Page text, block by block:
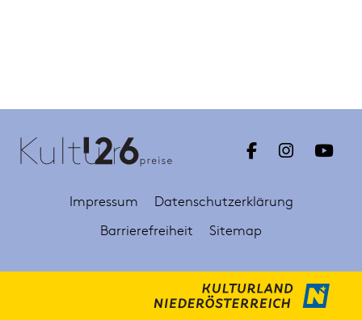
Impressum
Datenschutzerklärung
Barrierefreiheit
Sitemap